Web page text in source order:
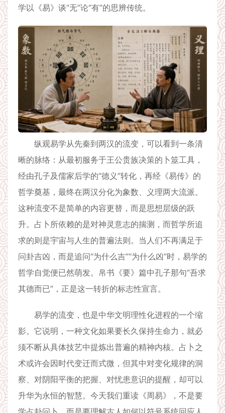
学以《易》谈“无”论“有”的思辨传统。
纵观易学从先秦到两汉的流变，可以看到一条清
晰的脉络：从最初服务于王公贵族决策的卜筮工具，
经由孔子及儒家后学的“德义”转化，再经《易传》的
哲学奠基，最终在两汉分化为象数、义理两大流派。
这种流变不是简单的内容更替，而是思想层级的跃
升。占卜所依赖的是对神灵意志的揣测，而哲学所追
求的则是宇宙与人生的普遍法则。当人们不再满足于
问卦吉凶，而是追问“为什么吉”“为什么凶”时，易学的
哲学自觉便已然萌发。帛书《要》篇中孔子那句“吾求
其德而已”，正是这一转折的标志性宣言。
易学的流变，也是中华文明理性化进程的一个缩
影。它说明，一种文化如果要长久保持生命力，就必
须不断从具体技艺中提炼出普遍的精神内核。占卜之
术或许会因时代变迁而式微，但其中对变化规律的洞
察、对阴阳平衡的把握、对忧患意识的提醒，却可以
升华为永恒的智慧。今天我们重读《周易》，不是要